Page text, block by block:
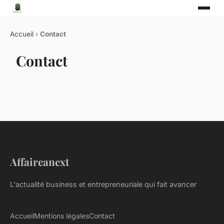
Accueil › Contact
Contact
Affaireanext
L'actualité business et entrepreneuriale qui fait avancer
AccueilMentions légalesContact